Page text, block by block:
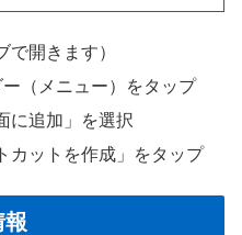
で開きます）
（メニュー）をタップ
に追加」を選択
カットを作成」をタップ
報